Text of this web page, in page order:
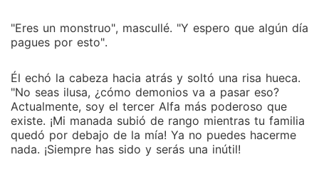
"Eres un monstruo", mascullé. "Y espero que algún día
pagues por esto".
Él echó la cabeza hacia atrás y soltó una risa hueca.
"No seas ilusa, ¿cómo demonios va a pasar eso?
Actualmente, soy el tercer Alfa más poderoso que
existe. ¡Mi manada subió de rango mientras tu familia
quedó por debajo de la mía! Ya no puedes hacerme
nada. ¡Siempre has sido y serás una inútil!